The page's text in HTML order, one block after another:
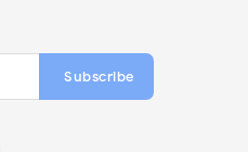
Subscribe